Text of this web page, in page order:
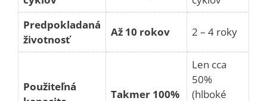
Predpokladaná
životnosť
Až 10 rokov 2 – 4 roky
Použiteľná
Takmer 100%
Len cca
50%
(hlboké